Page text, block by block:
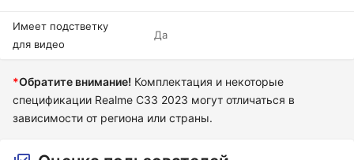
Имеет подстветку
для видео
Да
*Обратите внимание! Комплектация и некоторые
спецификации Realme C33 2023 могут отличаться в
зависимости от региона или страны.